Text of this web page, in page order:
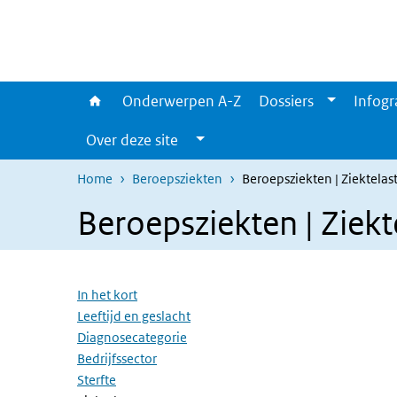
Onderwerpen A-Z Dossiers
Over deze site
Home Beroepsziekten Beroepsziekten | Ziektelast
Beroepsziekten |
Overslaan menu
In het kort
Leeftijd en geslacht
Diagnosecategorie
Bedrijfssector
Sterfte